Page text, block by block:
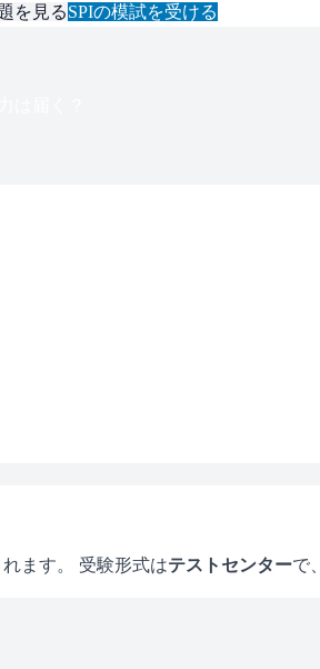
を見るSPIの模試を受ける
ます。 受験形式はテストセンターで、